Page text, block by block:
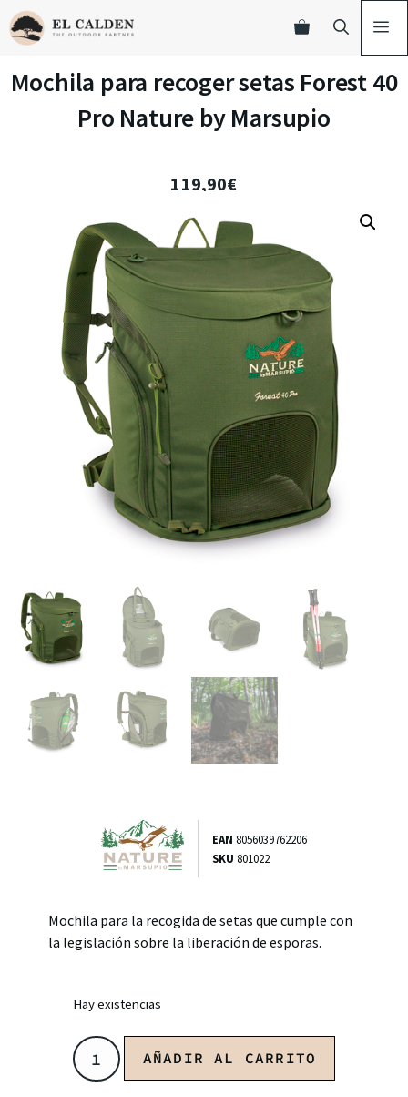
Mochila para recoger setas Forest 40
Pro Nature by Marsupio
119,90€
EAN8056039762206
SKU801022
Mochila para la recogida de setas que cumple con
la legislación sobre la liberación de esporas.
Hay existencias
AÑADIR AL CARRITO